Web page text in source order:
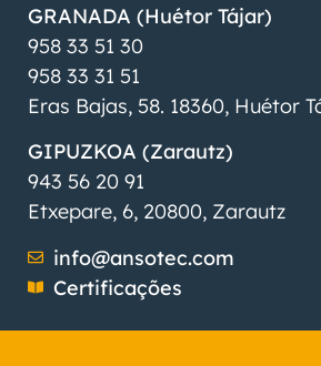
GRANADA (Huétor Tájar)
958 33 51 30
958 33 31 51
Eras Bajas, 58. 18360, Huétor
GIPUZKOA (Zarautz)
943 56 20 91
Etxepare, 6, 20800, Zarautz
info@ansotec.com
Certificações